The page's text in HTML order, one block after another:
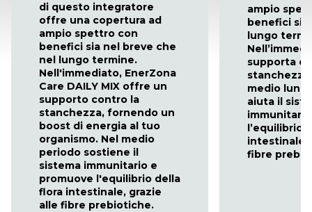
di questo integratore
offre una copertura ad
ampio spettro con
benefici sia nel breve che
nel lungo termine.
Nell'immediato, EnerZona
Care DAILY MIX offre un
supporto contro la
stanchezza, fornendo un
boost di energia al tuo
organismo. Nel medio
periodo sostiene il
sistema immunitario e
promuove l'equilibrio della
flora intestinale, grazie
alle fibre prebiotiche.
ampio
benefici sia
lungo
supporta
medio
aiuta il
l’equilibrio
intestinale
fibre